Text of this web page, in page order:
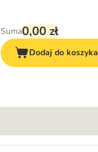
Suma0,00 zł
Dodaj do koszyka